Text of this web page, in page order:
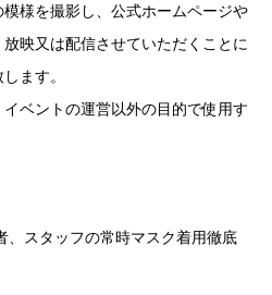
模様を撮影し、公式ホームページや
映又は配信させていただくことに
ます。
イベントの運営以外の目的で使用す
、スタッフの常時マスク着用徹底